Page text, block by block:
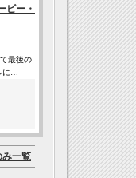
ビー・
最後の
に…
み一覧